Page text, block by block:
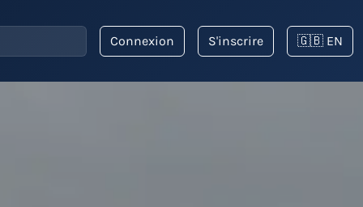
Connexion S'inscrire 🇬🇧 EN